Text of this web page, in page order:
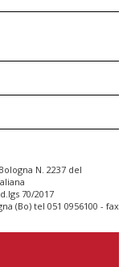
N. 2237 del
70/2017
(Bo) tel 051 0956100 - fax